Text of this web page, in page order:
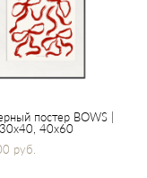
постер BOWS |
40x60
pуб.